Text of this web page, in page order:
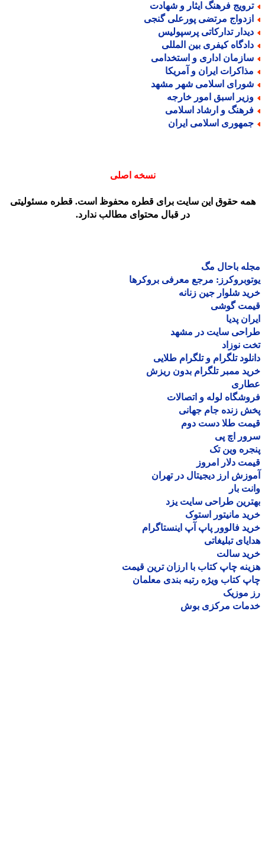
فرهنگ ایثار و شهادت
مرتضی پورعلی گنجی
تدارکاتی پرسپولیس
کیفری بین المللی
اداری و استخدامی
ایران و آمریکا
اسلامی شهر مشهد
اسبق امور خارجه
و ارشاد اسلامی
اسلامی ایران
نسخه اصلی
حقوق این سایت برای قطره محفوظ است. قطره مسئولیتی
در قبال محتوای مطالب ندارد.
باحال مگ
مرجع معرفی بروکرها
شلوار جین زنانه
گوشی
پدیا
سایت در مشهد
نوزاد
تلگرام و تلگرام طلایی
ممبر تلگرام بدون ریزش
لوله و اتصالات
زنده جام جهانی
طلا دست دوم
اچ پی
وین تک
دلار امروز
ارز دیجیتال در تهران
بار
طراحی سایت یزد
مانیتور استوک
فالوور پاپ آپ اینستاگرام
تبلیغاتی
سالت
چاپ کتاب با ارزان ترین قیمت
کتاب ویژه رتبه بندی معلمان
موزیک
مرکزی بوش